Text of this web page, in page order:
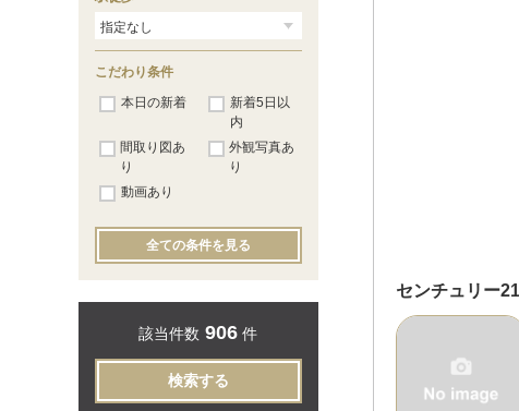
センチュリー
こだわり条件
本日の新着
新着5日以
内
間取り図あ
り
外観写真あ
り
動画あり
全ての条件を見る
該当件数 906 件
検索する